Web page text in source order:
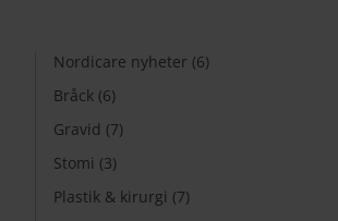
Nordicare nyheter (6)
Bråck (6)
Gravid (7)
Stomi (3)
Plastik & kirurgi (7)